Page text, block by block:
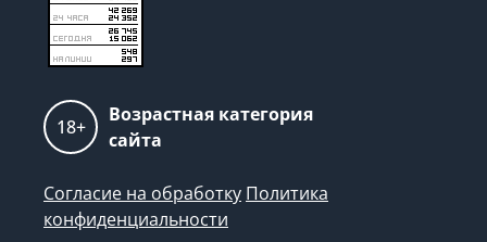
18+
Возрастная категория
сайта
Согласие на обработку Политика
конфиденциальности